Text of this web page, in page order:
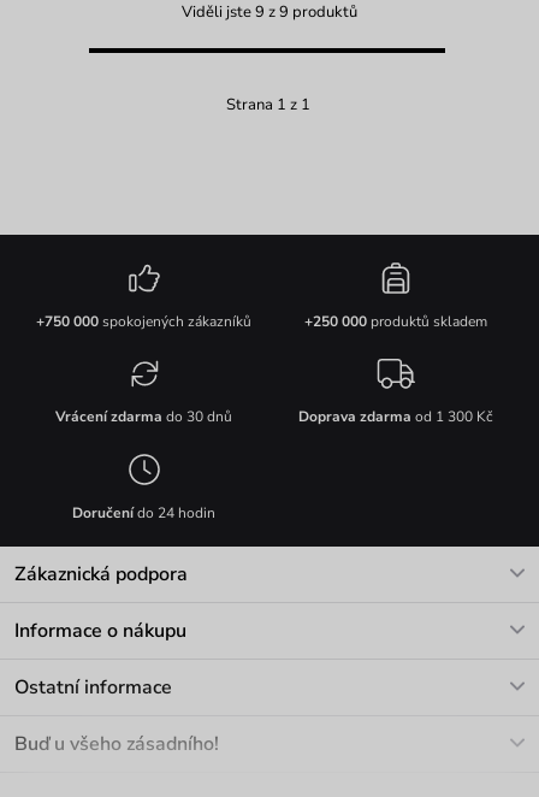
Viděli jste 9 z 9 produktů
Strana 1 z 1
+750 000spokojených zákazníků +250 000produktů skladem
Vrácení zdarma do 30 dnů Doprava zdarma od 1 300 Kč
Doručenído 24 hodin
Zákaznická podpora
Informace o nákupu
Materiály a údržba
Ostatní informace
Buď u všeho zásadního!